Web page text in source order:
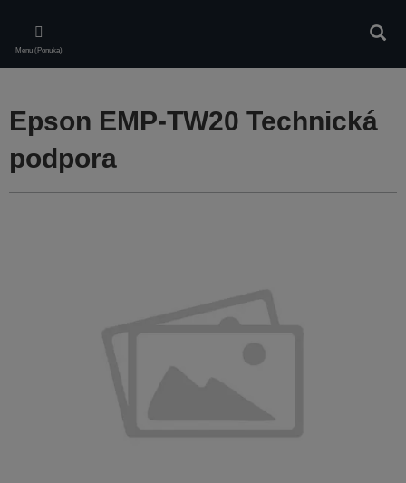
main
content
Menu (Ponuka)
Epson EMP-TW20 Technická
podpora